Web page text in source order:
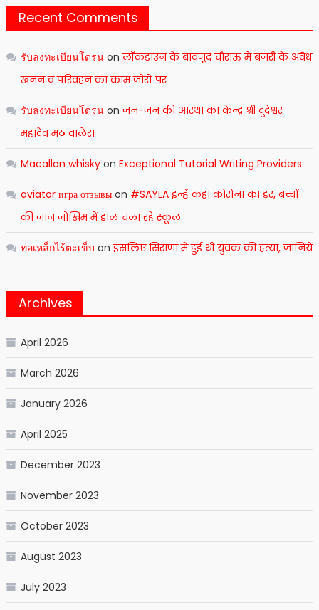
Recent Comments
รับลงทะเบียนโดรนonलॉकडाउन के बावजूद चौराऊ मे बजरी के अवैध
खनन व परिवहन का काम जोरों पर
รับลงทะเบียนโดรนonजन-जन की आस्था का केन्द्र श्री दुदेश्वर
महादेव मठ वालेरा
Macallan whiskyon Exceptional Tutorial Writing Providers
aviator игра отзывыon #SAYLA इन्हें कहां कोरोना का डर, बच्चों
की जान जोखिम में डाल चला रहे स्कूल
ท่อเหล็กไร้ตะเข็บ onइसलिए सिराणा में हुई थी युवक की हत्या, जानिये
Archives
April 2026
March 2026
January 2026
April 2025
December 2023
November 2023
October 2023
August 2023
July 2023